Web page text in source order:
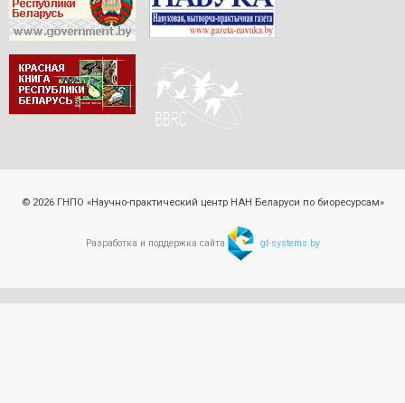
© 2026 ГНПО «Научно-практический центр НАН Беларуси по биоресурсам»
Разработка и поддержка сайта gt-systems.by